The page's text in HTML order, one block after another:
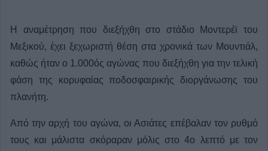
Η αναμέτρηση που διεξήχθη στο στάδιο Μοντερέϊ του
Μεξικού, έχει ξεχωριστή θέση στα χρονικά των Μουντιάλ,
καθώς ήταν ο 1.000ός αγώνας που διεξήχθη για την τελική
φάση της κορυφαίας ποδοσφαιρικής διοργάνωσης του
πλανήτη.
Από την αρχή του αγώνα, οι Ασιάτες επέβαλαν τον ρυθμό
τους και μάλιστα σκόραραν μόλις στο 4ο λεπτό με τον